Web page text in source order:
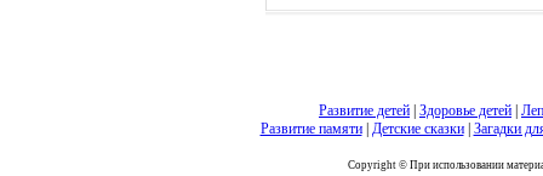
Развитие детей Здоровье детей
Развитие памяти| Детские сказки| Загадки
Copyright © При использовании